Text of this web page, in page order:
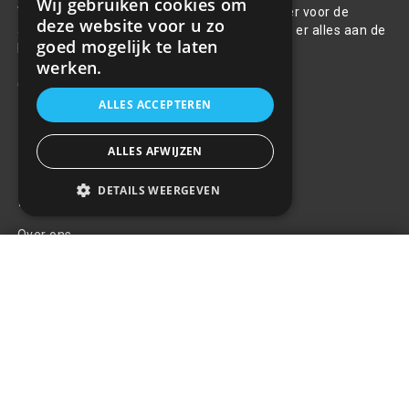
Welkom bij R&R Parts Automotive, uw partner voor de
aanschaf van alle auto accessoires. Wij doen er alles aan de
beste selectie, service & prijs te bieden.
Contact
Klantenservice
Over ons
Wij gebruiken cookies om
deze website voor u zo
goed mogelijk te laten
werken.
ALLES ACCEPTEREN
ALLES AFWIJZEN
DETAILS WEERGEVEN